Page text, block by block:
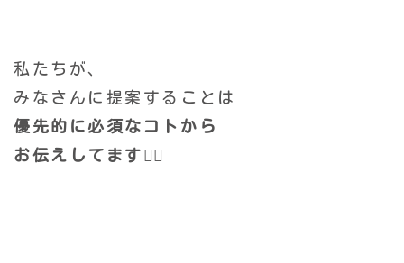
私たちが、
みなさんに提案することは
優先的に必須なコトから
お伝えしてます🙂‍↕️